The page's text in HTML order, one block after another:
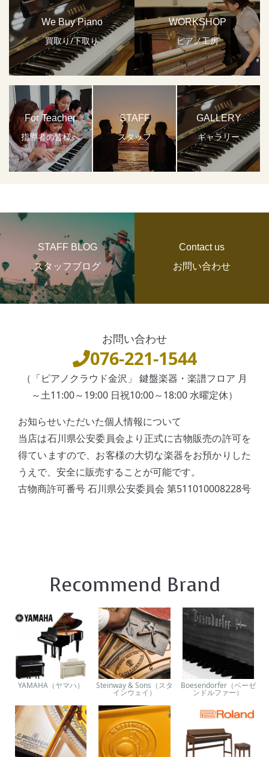
We Buy Piano
買取り/下取り
WORKSHOP
ピアノ工房
For Teacher
指導者の皆様へ
STAFF
スタッフ
GALLERY
ギャラリー
STAFF BLOG
スタッフブログ
Contact us
お問い合わせ
お問い合わせ
076-221-1544
（「ピアノクラウド金沢」 鍵盤楽器・楽譜フロア 月
～土11:00～19:00 日祝10:00～18:00 水曜定休）
お知らせいただいた個人情報について
当店は石川県公安委員会より正式に古物販売の許可を
得ていますので、お客様の大切な楽器をお預かりした
うえで、安全に販売することが可能です。
古物商許可番号 石川県公安委員会 第511010008228号
Recommend Brand
YAMAHA（ヤマハ） Steinway & Sons（スタ
インウェイ）
Boesendorfer（ベーゼ
ンドルファー）